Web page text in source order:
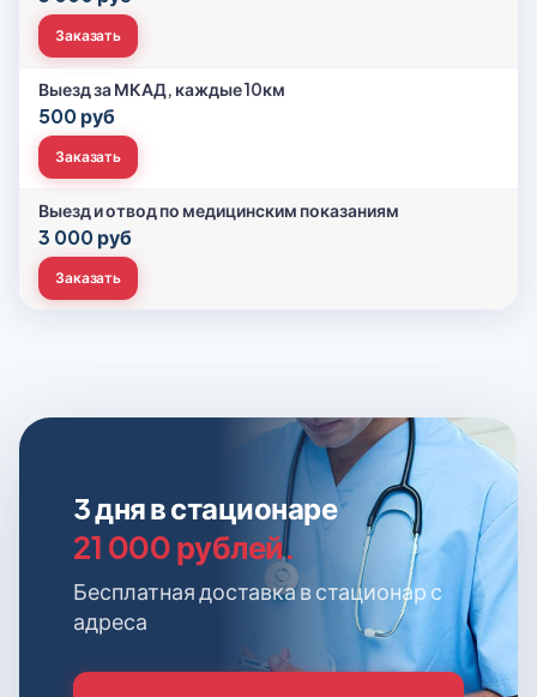
Заказать
Выезд за МКАД, каждые 10км
500 руб
Заказать
Выезд и отвод по медицинским показаниям
3 000 руб
Заказать
3 дня в стационаре
21 000 рублей.
Бесплатная доставка в стационар с
адреса